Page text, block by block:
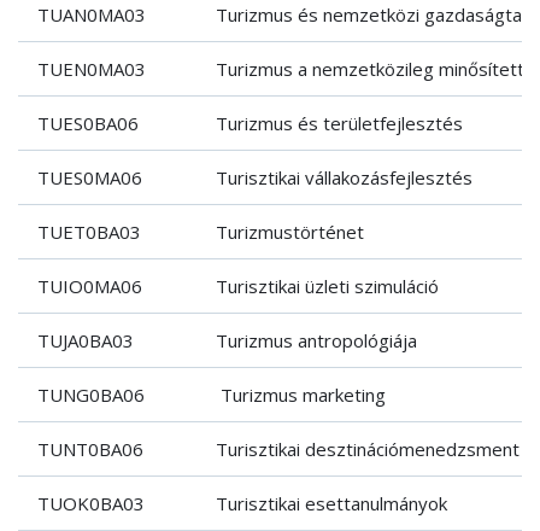
TUAN0MA03 Turizmus és nemzetközi gazdaságtan
TUEN0MA03 Turizmus a nemzetközileg minősített
TUES0BA06 Turizmus és területfejlesztés
TUES0MA06 Turisztikai vállakozásfejlesztés
TUET0BA03 Turizmustörténet
TUIO0MA06 Turisztikai üzleti szimuláció
TUJA0BA03 Turizmus antropológiája
TUNG0BA06 Turizmus marketing
TUNT0BA06 Turisztikai desztinációmenedzsment
TUOK0BA03 Turisztikai esettanulmányok